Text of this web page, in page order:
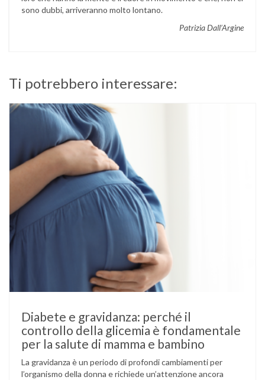
sono dubbi, arriveranno molto lontano.
Patrizia Dall’Argine
Ti potrebbero interessare:
Diabete e gravidanza: perché il
controllo della glicemia è fondamentale
per la salute di mamma e bambino
La gravidanza è un periodo di profondi cambiamenti per
l’organismo della donna e richiede un’attenzione ancora